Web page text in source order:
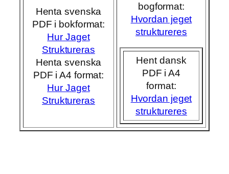
Henta svenska
PDF i bokformat:
Hur Jaget
Struktureras
Henta svenska
PDF i A4 format:
Hur Jaget
Struktureras
bogformat:
Hvordan jeget
struktureres
Hent dansk
PDF i A4
format:
Hvordan jeget
struktureres